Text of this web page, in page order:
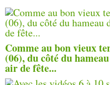
Comme au bon vieux
(06), du côté du
air de fête...